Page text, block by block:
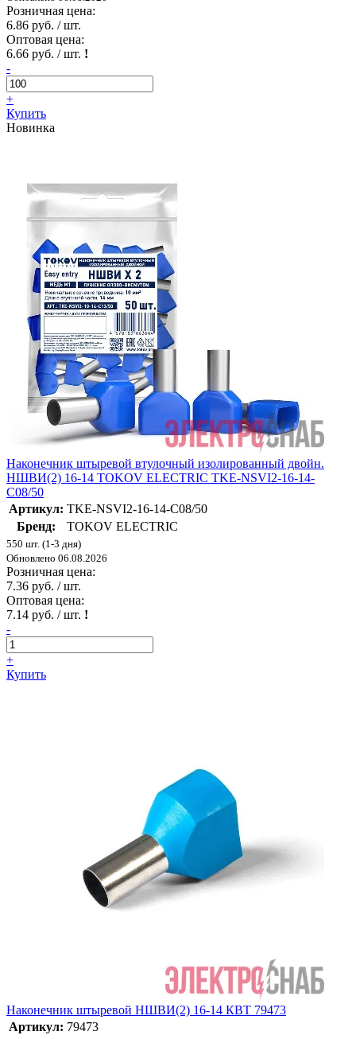
Розничная цена:
6.86 руб. / шт.
Оптовая цена:
6.66 руб. / шт. !
-
+
Купить
Новинка
Наконечник штыревой втулочный изолированный двойн.
НШВИ(2) 16-14 TOKOV ELECTRIC TKE-NSVI2-16-14-
C08/50
Артикул: TKE-NSVI2-16-14-C08/50
Бренд:
TOKOV ELECTRIC
550 шт. (1-3 дня)
Обновлено 06.08.2026
Розничная цена:
7.36 руб. / шт.
Оптовая цена:
7.14 руб. / шт. !
-
+
Купить
Наконечник штыревой НШВИ(2) 16-14 КВТ 79473
Артикул: 79473